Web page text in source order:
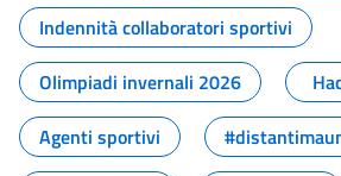
Indennità collaboratori sportivi
Olimpiadi invernali 2026
Agenti sportivi